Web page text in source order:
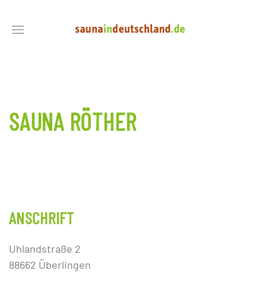
SAUNA RÖTHER
ANSCHRIFT
Uhlandstraße 2
88662 Überlingen